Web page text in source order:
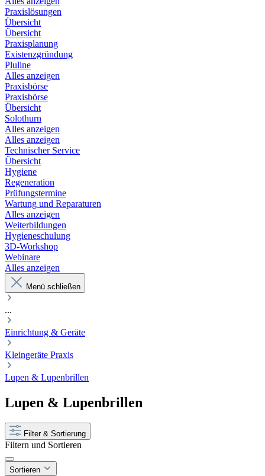
Praxislösungen
Übersicht
Übersicht
Praxisplanung
Existenzgründung
Pluline
Alles anzeigen
Praxisbörse
Praxisbörse
Übersicht
Solothurn
Alles anzeigen
Alles anzeigen
Technischer Service
Übersicht
Hygiene
Regeneration
Prüfungstermine
Wartung und Reparaturen
Alles anzeigen
Weiterbildungen
Hygieneschulung
3D-Workshop
Webinare
Alles anzeigen
Menü schließen
...
Einrichtung & Geräte
Kleingeräte Praxis
Lupen & Lupenbrillen
Lupen & Lupenbrillen
Filter & Sortierung
Filtern und Sortieren
Sortieren